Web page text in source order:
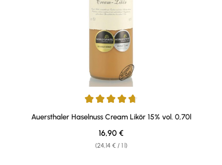
Average rating of 4.82 out of 5 stars
Auersthaler Haselnuss Cream Likör 15% vol. 0,70l
(24,14 € / 1 l)
Regular price:
16,90 €